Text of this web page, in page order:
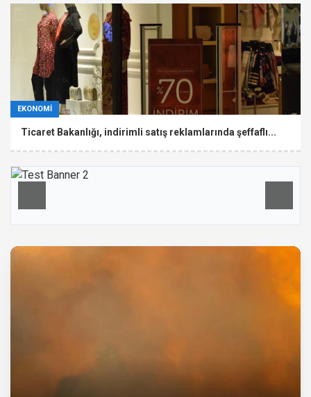
EKONOMİ
Ticaret Bakanlığı, indirimli satış reklamlarında şeffaflı...